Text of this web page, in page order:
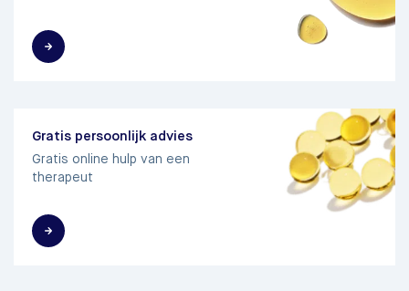
Gratis persoonlijk advies
Gratis online hulp van een
therapeut